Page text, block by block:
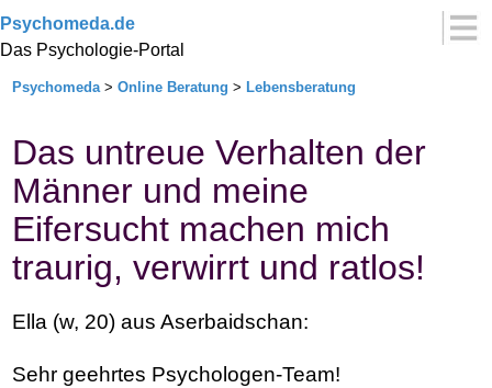
Psychomeda.de
Das Psychologie-Portal
Psychomeda>Online Beratung > Lebensberatung
Das untreue Verhalten der
Männer und meine
Eifersucht machen mich
traurig, verwirrt und ratlos!
Ella (w, 20) aus Aserbaidschan:
Sehr geehrtes Psychologen-Team!